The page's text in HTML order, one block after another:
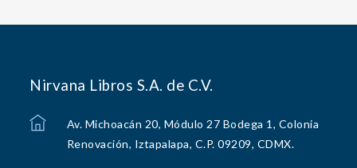
Nirvana Libros S.A. de C.V.
Av. Michoacán 20, Módulo 27 Bodega 1, Colonia
Renovación, Iztapalapa, C.P. 09209, CDMX.